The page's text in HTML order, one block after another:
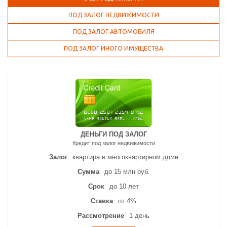
ПОД ЗАЛОГ НЕДВИЖИМОСТИ
ПОД ЗАЛОГ АВТОМОБИЛЯ
ПОД ЗАЛОГ ИНОГО ИМУЩЕСТВА
ДЕНЬГИ ПОД ЗАЛОГ
Кредит под залог недвижимости
Залог
квартира в многоквартирном доме
Сумма
до 15 млн руб.
Срок
до 10 лет
Ставка
от 4%
Рассмотрение
1 день